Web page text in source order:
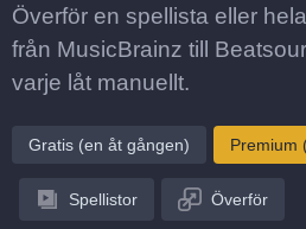
Överför en spellista eller
från MusicBrainz till
varje låt manuellt.
Gratis (en åt gången) Premium
Spellistor Överför